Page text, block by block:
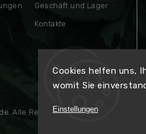
Cookies helfen uns,
womit Sie
Einstellungen
Geschäft und Lager
Kontakte
. Alle Rechte vorbehalten.